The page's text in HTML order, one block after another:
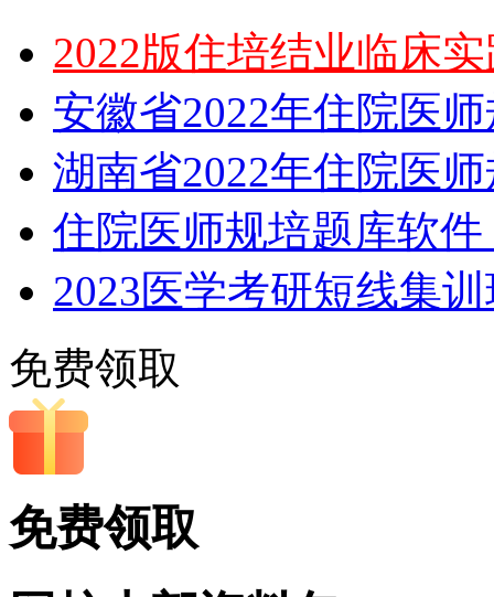
2022版住培结业临床
安徽省2022年住院医
湖南省2022年住院医
住院医师规培题库软
2023医学考研短线集
免费领取
免费领取